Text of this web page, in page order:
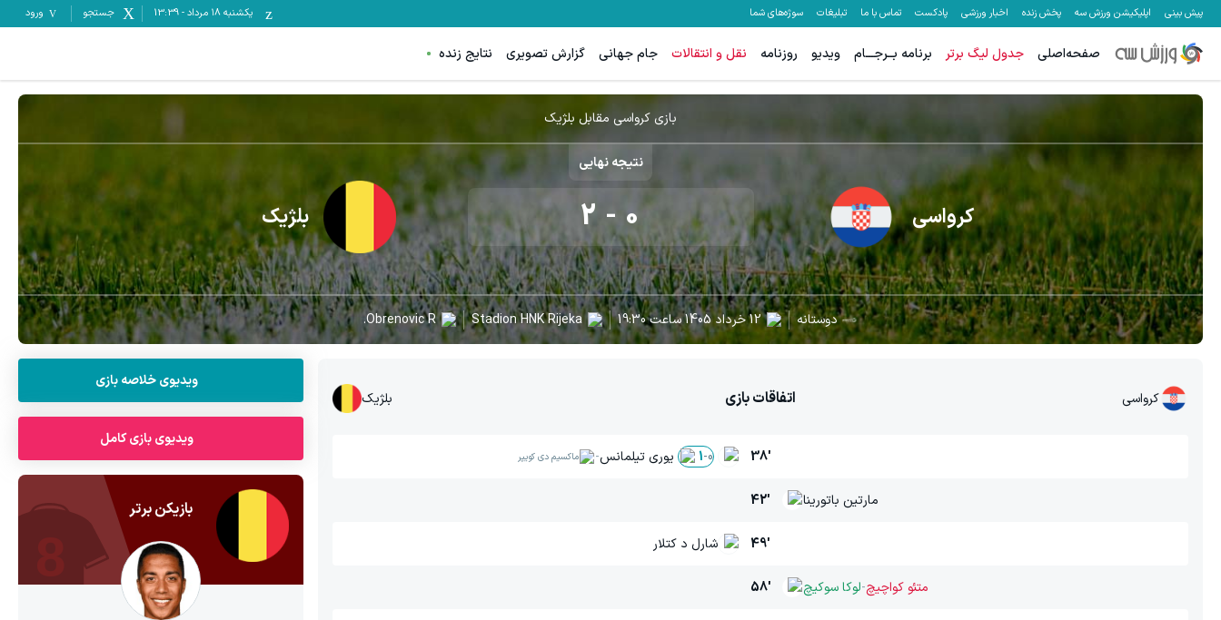
پیش بینی اپلیکیشن ورزش سه پخش زنده اخبار ورزشی پادکست تماس با ما تبلیغات سوژه‌های شما یکشنبه ۱۸ مرداد -
13:39 جستجو ورود
صفحه‌اصلی جدول لیگ برتر برنامه بــرجـــام ویدیو روزنامه نقل و انتقالات جام جهانی گزارش تصویری نتایج زنده
بازی کرواسی مقابل بلژیک
نتیجه نهایی
کرواسی 0
-
2 بلژیک
دوستانه 12 خرداد 1405 ساعت19:30
Stadion HNK Rijeka
Obrenovic R.
اتفاقات بازی کرواسی بلژیک
38'
0
-
1 یوری تیلمانس- ماکسیم دی کویپر
42' مارتین باتورینا
49' شارل د کتلار
58' لوکا سوکیچ-متئو کواچیچ
ویدیوی خلاصه بازی
ویدیوی بازی کامل
بازیکن برتر